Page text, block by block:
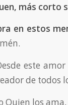
más corto
en estos
este
de todos
Quien los